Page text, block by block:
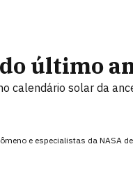
último
calendário solar da
e especialistas da NASA